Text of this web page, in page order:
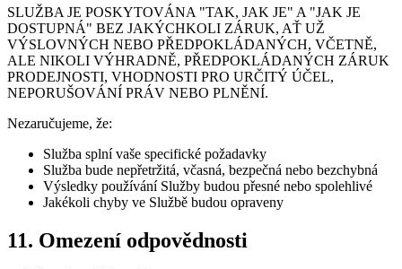
SLUŽBA JE POSKYTOVÁNA "TAK, JAK JE" A "JAK JE
DOSTUPNÁ" BEZ JAKÝCHKOLI ZÁRUK, AŤ UŽ
VÝSLOVNÝCH NEBO PŘEDPOKLÁDANÝCH, VČETNĚ,
ALE NIKOLI VÝHRADNĚ, PŘEDPOKLÁDANÝCH ZÁRUK
PRODEJNOSTI, VHODNOSTI PRO URČITÝ ÚČEL,
NEPORUŠOVÁNÍ PRÁV NEBO PLNĚNÍ.
Nezaručujeme, že:
Služba splní vaše specifické požadavky
Služba bude nepřetržitá, včasná, bezpečná nebo bezchybná
Výsledky používání Služby budou přesné nebo spolehlivé
Jakékoli chyby ve Službě budou opraveny
11. Omezení odpovědnosti